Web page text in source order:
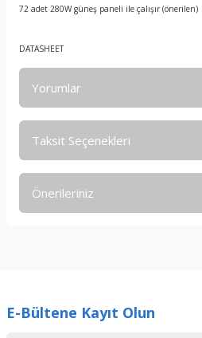
72 adet 280W güneş paneli ile çalışır (önerilen)
DATASHEET
Yorumlar
Taksit Seçenekleri
Önerileriniz
Ürün resmi kalitesiz, bozuk veya
E-Bültene Kayıt Olun